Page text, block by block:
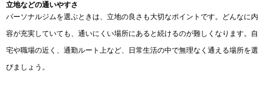
立地などの通いやすさ
パーソナルジムを選ぶときは、立地の良さも大切なポイントです。どんなに内
容が充実していても、通いにくい場所にあると続けるのが難しくなります。自
宅や職場の近く、通勤ルート上など、日常生活の中で無理なく通える場所を選
びましょう。